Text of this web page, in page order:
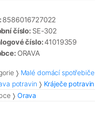
8586016727022
číslo: SE-302
číslo:41019359
ORAVA
Malé domácí spotřebiče
potravin
Kráječe potravin
Orava